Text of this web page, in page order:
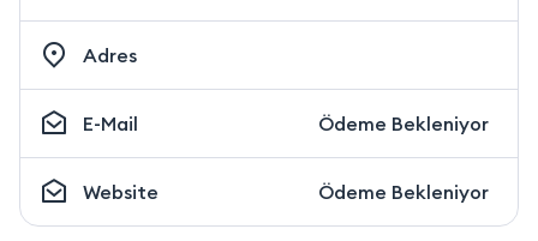
Adres
E-Mail Ödeme Bekleniyor
Website Ödeme Bekleniyor